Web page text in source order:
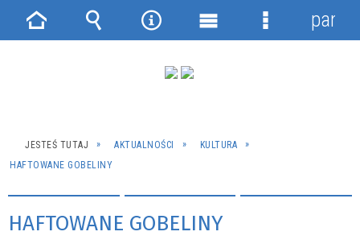
JESTEŚ TUTAJ AKTUALNOŚCI
KULTURA
HAFTOWANE GOBELINY
HAFTOWANE GOBELINY
Strona Wyszukiwarka
NarzędziaMenu
Menu
panel